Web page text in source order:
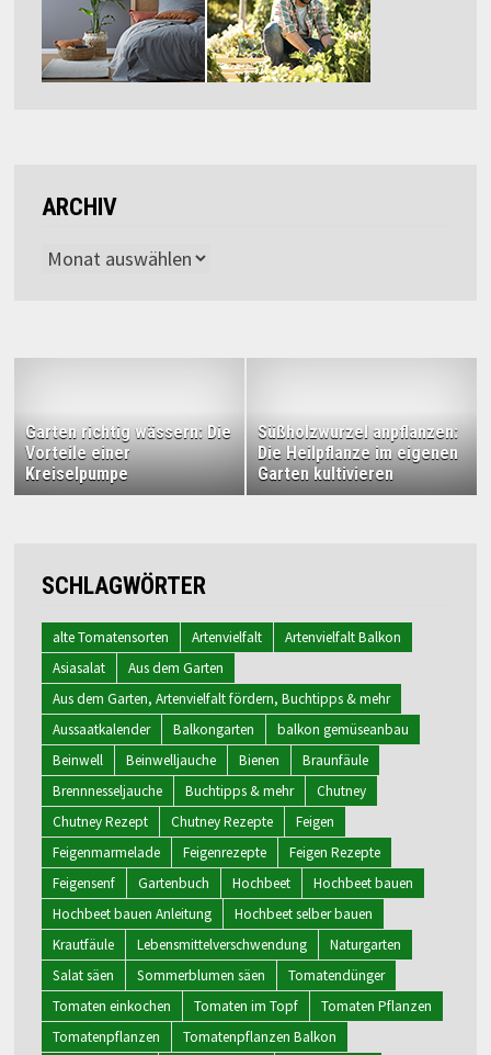
ARCHIV
Archiv
Garten richtig wässern: Die
Vorteile einer
Kreiselpumpe
Süßholzwurzel anpflanzen:
Die Heilpflanze im eigenen
Garten kultivieren
SCHLAGWÖRTER
alte Tomatensorten Artenvielfalt
Artenvielfalt Balkon
Asiasalat
Aus dem Garten
Aus dem Garten, Artenvielfalt fördern, Buchtipps & mehr
Aussaatkalender
Balkongarten
balkon gemüseanbau
Beinwell
Beinwelljauche Bienen
Braunfäule
Brennnesseljauche
Buchtipps & mehr
Chutney
Chutney Rezept
Chutney Rezepte
Feigen
Feigenmarmelade
Feigenrezepte
Feigen Rezepte
Feigensenf
Gartenbuch Hochbeet
Hochbeet bauen
Hochbeet bauen Anleitung
Hochbeet selber bauen
Krautfäule
Lebensmittelverschwendung
Naturgarten
Salat säen
Sommerblumen säen
Tomatendünger
Tomaten einkochen
Tomaten im Topf
Tomaten Pflanzen
Tomatenpflanzen
Tomatenpflanzen Balkon